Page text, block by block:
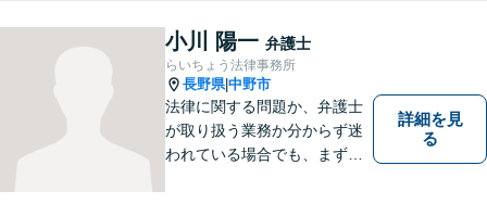
す。
小川 陽一 弁護士
らいちょう法律事務所
長野県|中野市
法律に関する問題か、弁護士
が取り扱う業務か分からず迷
われている場合でも、まずは
詳細を見
る